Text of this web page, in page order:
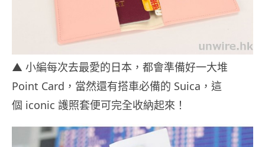
▲ 小編每次去最愛的日本，都會準備好一大堆
Point Card，當然還有搭車必備的 Suica，這
個 iconic 護照套便可完全收納起來！